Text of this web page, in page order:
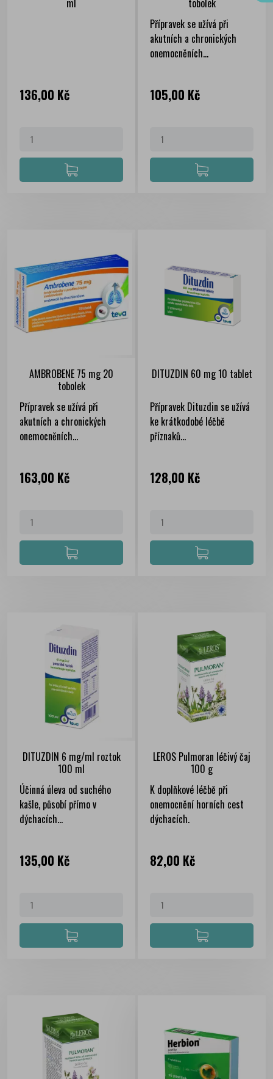
ml
Cena
136,00 Kč
tobolek
Přípravek se užívá při
akutních a chronických
onemocněních...
Cena
105,00 Kč
AMBROBENE 75 mg 20
tobolek
Přípravek se užívá při
akutních a chronických
onemocněních...
Cena
163,00 Kč
DITUZDIN 60 mg 10 tablet
Přípravek Dituzdin se užívá
ke krátkodobé léčbě
příznaků...
Cena
128,00 Kč
DITUZDIN 6 mg/ml roztok
100 ml
Účinná úleva od suchého
kašle, působí přímo v
dýchacích...
Cena
135,00 Kč
LEROS Pulmoran léčivý čaj
100 g
K doplňkové léčbě při
onemocnění horních cest
dýchacích.
Cena
82,00 Kč